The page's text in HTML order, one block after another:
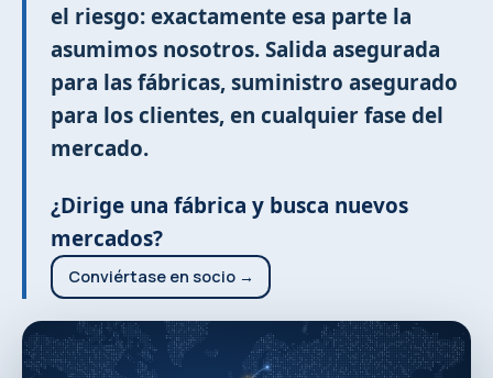
el riesgo: exactamente esa parte la
asumimos nosotros. Salida asegurada
para las fábricas, suministro asegurado
para los clientes, en cualquier fase del
mercado.
¿Dirige una fábrica y busca nuevos
mercados?
Conviértase en socio →